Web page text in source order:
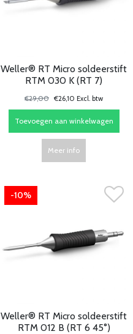
Weller® RT Micro soldeerstift
RTM 030 K (RT 7)
€29,00 €26,10 Excl. btw
Toevoegen aan winkelwagen
Meer info
-10%
Weller® RT Micro soldeerstift
RTM 012 B (RT 6 45°)